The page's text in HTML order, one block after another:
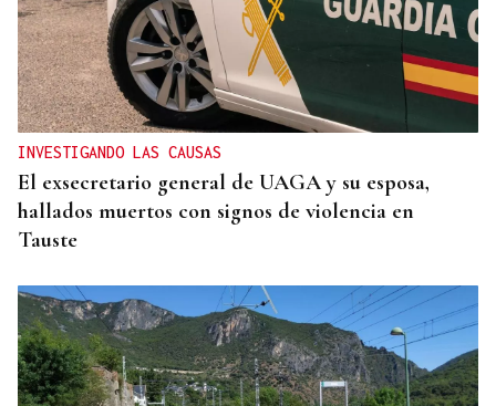
REFORMAS
Donald Trump deberá pedir permiso al Congreso
para construir el salón de baile en la Casa Blanca
INVESTIGANDO LAS CAUSAS
El exsecretario general de UAGA y su esposa,
hallados muertos con signos de violencia en
Tauste